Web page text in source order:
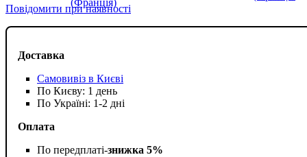
Доставка
Самовивіз в Києві
По Києву: 1 день
По Україні: 1-2 дні
Оплата
По передплаті-знижка 5%
Повідомити при наявності